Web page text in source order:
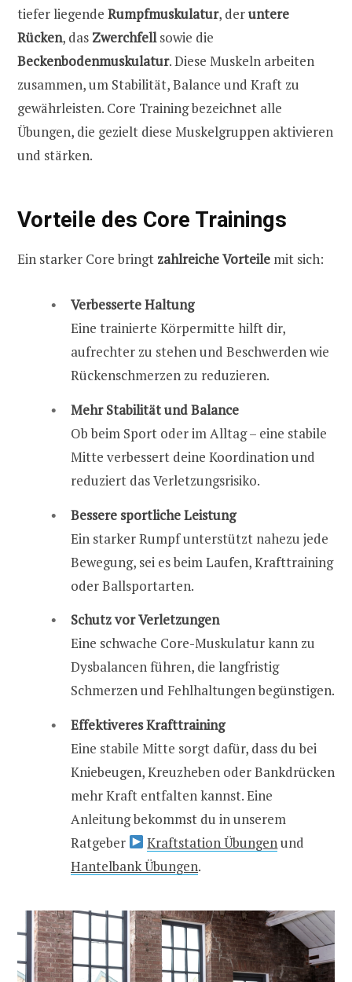
tiefer liegende Rumpfmuskulatur, deruntere
Rücken, das Zwerchfell sowie die
Beckenbodenmuskulatur. Diese Muskeln arbeiten
zusammen, um Stabilität, Balance und Kraft zu
gewährleisten. Core Training bezeichnet alle
Übungen, die gezielt diese Muskelgruppen aktivieren
und stärken.
Vorteile des Core Trainings
Ein starker Core bringt zahlreiche Vorteile mit sich:
Verbesserte Haltung
Eine trainierte Körpermitte hilft dir,
aufrechter zu stehen und Beschwerden wie
Rückenschmerzen zu reduzieren.
Mehr Stabilität und Balance
Ob beim Sport oder im Alltag – eine stabile
Mitte verbessert deine Koordination und
reduziert das Verletzungsrisiko.
Bessere sportliche Leistung
Ein starker Rumpf unterstützt nahezu jede
Bewegung, sei es beim Laufen, Krafttraining
oder Ballsportarten.
Schutz vor Verletzungen
Eine schwache Core-Muskulatur kann zu
Dysbalancen führen, die langfristig
Schmerzen und Fehlhaltungen begünstigen.
Effektiveres Krafttraining
Eine stabile Mitte sorgt dafür, dass du bei
Kniebeugen, Kreuzheben oder Bankdrücken
mehr Kraft entfalten kannst. Eine
Anleitung bekommst du in unserem
Ratgeber
Kraftstation Übungenund
Hantelbank Übungen.